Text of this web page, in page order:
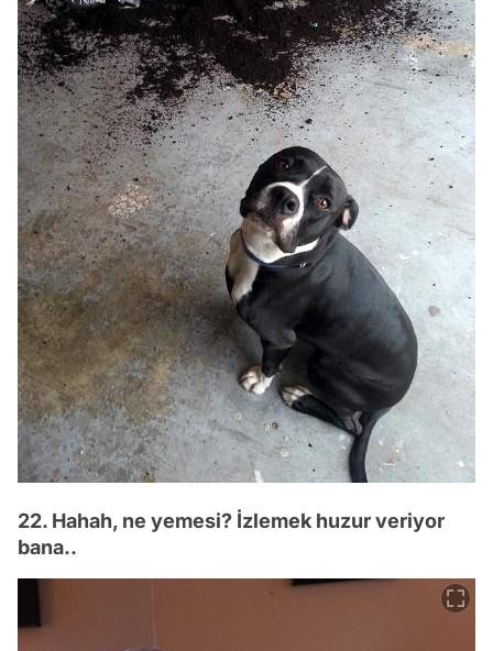
22. Hahah, ne yemesi? İzlemek huzur veriyor
bana..